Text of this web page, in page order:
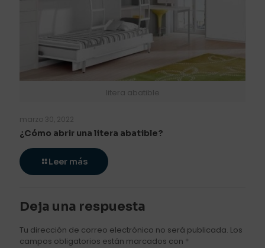
litera abatible
marzo 30, 2022
¿Cómo abrir una litera abatible?
Leer más
Deja una respuesta
Tu dirección de correo electrónico no será publicada. Los
campos obligatorios están marcados con *